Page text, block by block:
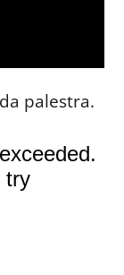
palestra.